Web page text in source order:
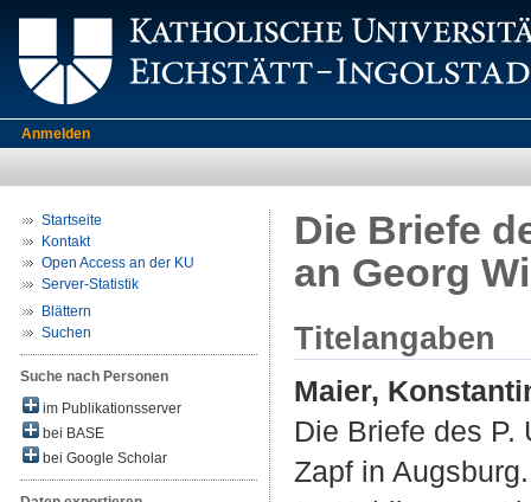
Anmelden
Startseite
Kontakt
Open Access an der KU
Server-Statistik
Blättern
Suchen
Suche nach Personen
im Publikationsserver
bei BASE
bei Google Scholar
Die Briefe
an Georg
Titelangaben
Maier,
Die Briefe des P.
Zapf in Augsburg.